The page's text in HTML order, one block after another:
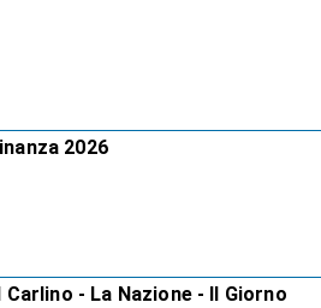
2026
- La Nazione - Il Giorno